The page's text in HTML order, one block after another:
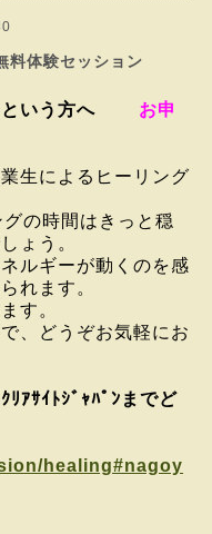
料体験セッション
いう方へ
お申
生によるヒーリング
の時間はきっと穏
ょう。
ルギーが動くのを感
れます。
す。
、どうぞお気軽にお
ｱｻｲﾄｼﾞｬﾊﾟﾝまでど
healing#nagoy